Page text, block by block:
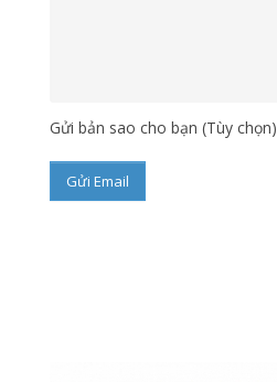
Gửi bản sao cho bạn (Tùy chọn)
Gửi Email